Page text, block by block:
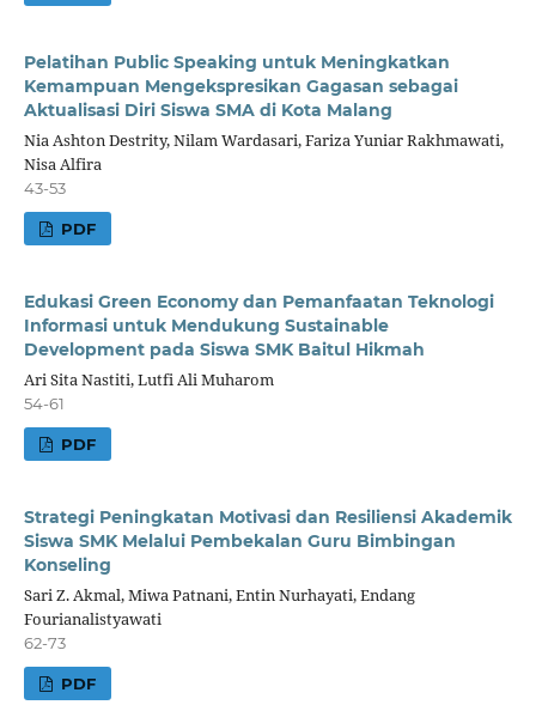
Pelatihan Public Speaking untuk Meningkatkan
Kemampuan Mengekspresikan Gagasan sebagai
Aktualisasi Diri Siswa SMA di Kota Malang
Nia Ashton Destrity, Nilam Wardasari, Fariza Yuniar Rakhmawati,
Nisa Alfira
43-53
PDF
Edukasi Green Economy dan Pemanfaatan Teknologi
Informasi untuk Mendukung Sustainable
Development pada Siswa SMK Baitul Hikmah
Ari Sita Nastiti, Lutfi Ali Muharom
54-61
PDF
Strategi Peningkatan Motivasi dan Resiliensi Akademik
Siswa SMK Melalui Pembekalan Guru Bimbingan
Konseling
Sari Z. Akmal, Miwa Patnani, Entin Nurhayati, Endang
Fourianalistyawati
62-73
PDF